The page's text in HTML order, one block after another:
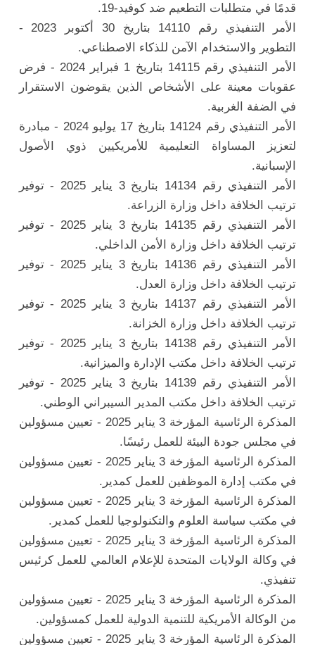
قدمًا في متطلبات التطعيم ضد كوفيد-19.
الأمر التنفيذي رقم 14110 بتاريخ 30 أكتوبر 2023 -
التطوير والاستخدام الآمن للذكاء الاصطناعي.
الأمر التنفيذي رقم 14115 بتاريخ 1 فبراير 2024 - فرض
عقوبات معينة على الأشخاص الذين يقوضون الاستقرار
في الضفة الغربية.
الأمر التنفيذي رقم 14124 بتاريخ 17 يوليو 2024 - مبادرة
لتعزيز المساواة التعليمية للأمريكيين ذوي الأصول
الإسبانية.
الأمر التنفيذي رقم 14134 بتاريخ 3 يناير 2025 - توفير
ترتيب الخلافة داخل وزارة الزراعة.
الأمر التنفيذي رقم 14135 بتاريخ 3 يناير 2025 - توفير
ترتيب الخلافة داخل وزارة الأمن الداخلي.
الأمر التنفيذي رقم 14136 بتاريخ 3 يناير 2025 - توفير
ترتيب الخلافة داخل وزارة العدل.
الأمر التنفيذي رقم 14137 بتاريخ 3 يناير 2025 - توفير
ترتيب الخلافة داخل وزارة الخزانة.
الأمر التنفيذي رقم 14138 بتاريخ 3 يناير 2025 - توفير
ترتيب الخلافة داخل مكتب الإدارة والميزانية.
الأمر التنفيذي رقم 14139 بتاريخ 3 يناير 2025 - توفير
ترتيب الخلافة داخل مكتب المدير السيبراني الوطني.
المذكرة الرئاسية المؤرخة 3 يناير 2025 - تعيين مسؤولين
في مجلس جودة البيئة للعمل رئيسًا.
المذكرة الرئاسية المؤرخة 3 يناير 2025 - تعيين مسؤولين
في مكتب إدارة الموظفين للعمل كمدير.
المذكرة الرئاسية المؤرخة 3 يناير 2025 - تعيين مسؤولين
في مكتب سياسة العلوم والتكنولوجيا للعمل كمدير.
المذكرة الرئاسية المؤرخة 3 يناير 2025 - تعيين مسؤولين
في وكالة الولايات المتحدة للإعلام العالمي للعمل كرئيس
تنفيذي.
المذكرة الرئاسية المؤرخة 3 يناير 2025 - تعيين مسؤولين
من الوكالة الأمريكية للتنمية الدولية للعمل كمسؤولين.
المذكرة الرئاسية المؤرخة 3 يناير 2025 - تعيين مسؤولين